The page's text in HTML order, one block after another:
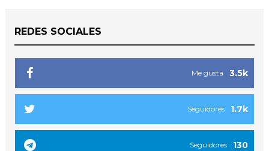
REDES SOCIALES
3.5k
Me gusta
1.7k
Seguidores
130
Seguidores